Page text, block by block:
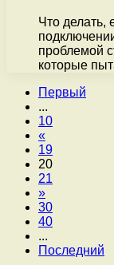
Что делать,
проблемой
которые
Первый
...
10
«
19
20
21
»
30
40
...
Последний